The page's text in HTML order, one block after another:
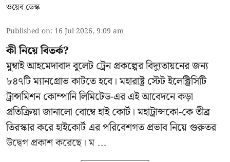
ওয়েব ডেস্ক
Published on: 16 Jul 2026, 9:09 am
কী নিয়ে বিতর্ক?
মুম্বাই আহমেদাবাদ বুলেট ট্রেন প্রকল্পের বিদ্যুতায়নের জন্য
৮৪৭টিম্যানগ্রোভকাটতে হবে। মহারাষ্ট্র স্টেট ইলেক্ট্রিসিটি
ট্রান্সমিশন কোম্পানি লিমিটেড-এর এই আবেদনে কড়া
প্রতিক্রিয়া জানালো বোম্বে হাই কোর্ট। মহাট্রান্সকো-কে তীব্র
তিরস্কার করে হাইকোর্ট এর পরিবেশগত প্রভাব নিয়ে গুরুতর
উদ্বেগ প্রকাশ করেছে। ম ...